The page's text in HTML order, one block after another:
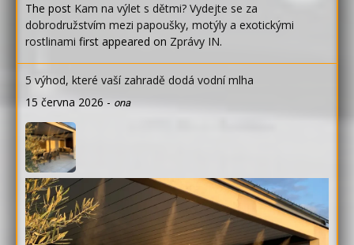
The post Kam na výlet s dětmi? Vydejte se za
dobrodružstvím mezi papoušky, motýly a exotickými
rostlinami first appeared on Zprávy IN.
5 výhod, které vaší zahradě dodá vodní mlha
15 června 2026 - ona